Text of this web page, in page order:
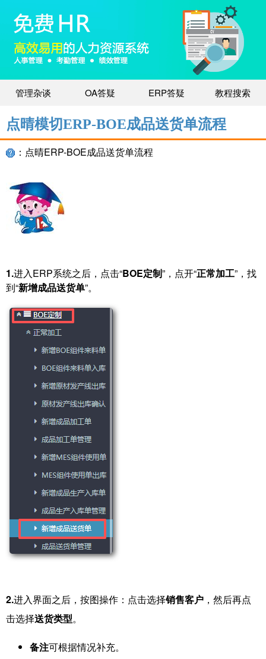
管理杂谈 OA答疑 ERP答疑 教程搜索
点晴模切ERP-BOE成品送货单流程
：点晴ERP-BOE成品送货单流程
1.进入ERP系统之后，点击“BOE定制”，点开“正常加工”，找
到“新增成品送货单”。
2.进入界面之后，按图操作：点击选择销售客户 ，然后再点
击选择送货类型。
备注可根据情况补充。